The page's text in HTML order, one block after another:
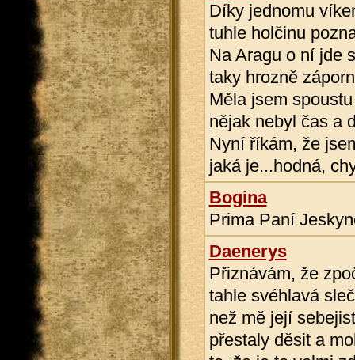
Díky jednomu
tuhle holčinu
Na Aragu o ní jde
taky hrozně
Měla jsem
nějak nebyl čas a
Nyní říkám, že
jaká je...hodná,
Bogina
Prima Paní
Daenerys
Přiznávám, že
tahle svéhlavá
než mě její
přestaly děsit a